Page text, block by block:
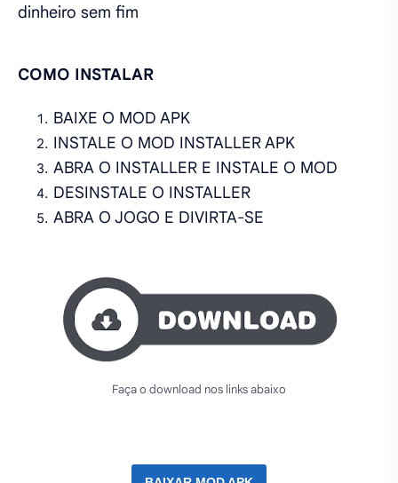
dinheiro sem fim
COMO INSTALAR
BAIXE O MOD APK
INSTALE O MOD INSTALLER APK
ABRA O INSTALLER E INSTALE O MOD
DESINSTALE O INSTALLER
ABRA O JOGO E DIVIRTA-SE
Faça o download nos links abaixo